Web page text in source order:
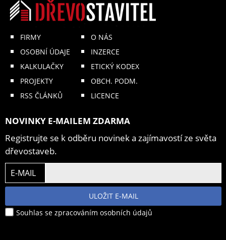
FIRMY
OSOBNÍ ÚDAJE
KALKULAČKY
PROJEKTY
RSS ČLÁNKŮ
O NÁS
INZERCE
ETICKÝ KODEX
OBCH. PODM.
LICENCE
NOVINKY E-MAILEM ZDARMA
Registrujte se k odběru novinek a zajímavostí ze světa
dřevostaveb.
E-MAIL
ULOŽIT E-MAIL
Souhlas se zpracováním osobních údajů